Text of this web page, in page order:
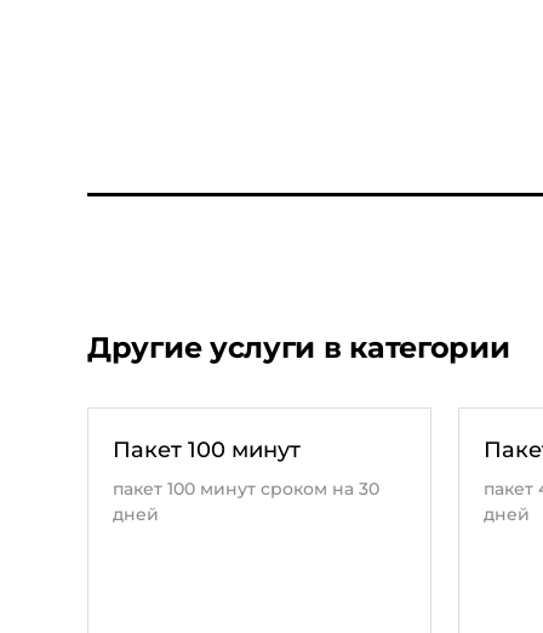
Другие услуги в категории
Пакет 100 минут
пакет 100 минут сроком на 30
дней
пакет
дней